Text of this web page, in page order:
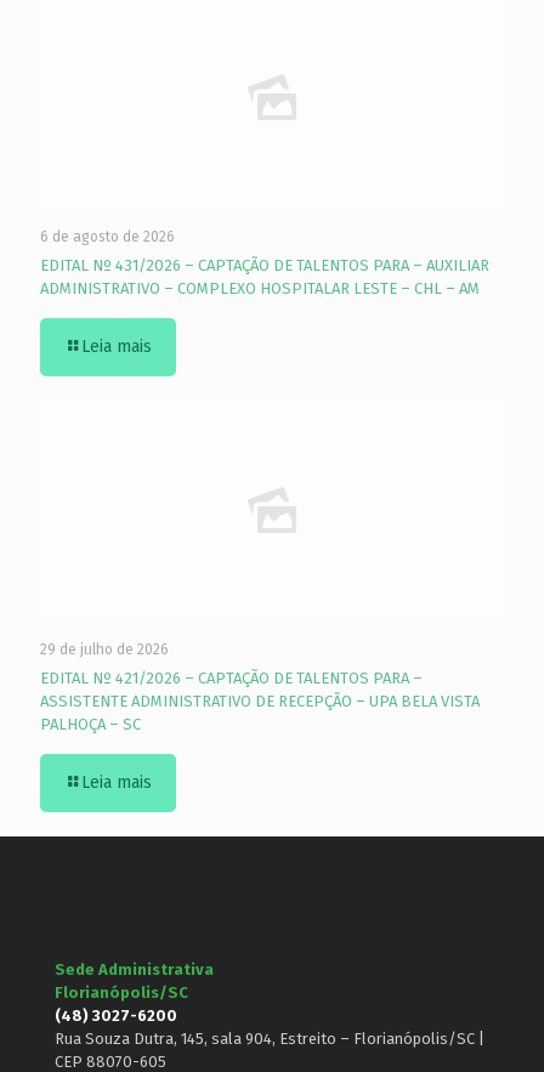
6 de agosto de 2026
EDITAL Nº 431/2026 – CAPTAÇÃO DE TALENTOS PARA – AUXILIAR
ADMINISTRATIVO – COMPLEXO HOSPITALAR LESTE – CHL – AM
Leia mais
29 de julho de 2026
EDITAL Nº 421/2026 – CAPTAÇÃO DE TALENTOS PARA –
ASSISTENTE ADMINISTRATIVO DE RECEPÇÃO – UPA BELA VISTA
PALHOÇA – SC
Leia mais
Sede Administrativa
Florianópolis/SC
(48) 3027-6200
Rua Souza Dutra, 145, sala 904, Estreito – Florianópolis/SC |
CEP 88070-605